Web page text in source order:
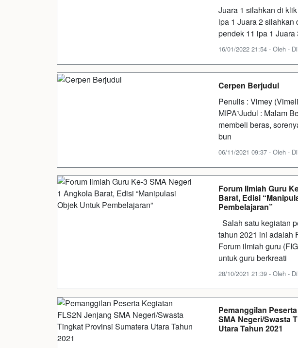
Juara 1 silahkan di
ipa 1 Juara 2 silahkan
pendek 11 ipa 1
16/01/2022 21:54 - Oleh -
Cerpen Berjudul
Penulis : Vimey
MIPA¹Judul : Malam
membeli beras,
bun
06/11/2021 09:37 - Oleh -
Forum Ilmiah Guru
Barat, Edisi
Pembelajaran”
Salah satu kegiatan
tahun 2021 ini adalah
Forum ilmiah guru
untuk guru berkreati
28/10/2021 21:39 - Oleh -
Pemanggilan
SMA Negeri/Swasta
Utara Tahun 2021